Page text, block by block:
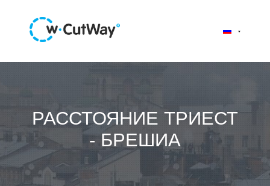
РАССТОЯНИЕ ТРИЕСТ
- БРЕШИА